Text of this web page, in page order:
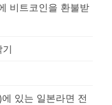
비트코인을 환불받
있는 일본라면 전